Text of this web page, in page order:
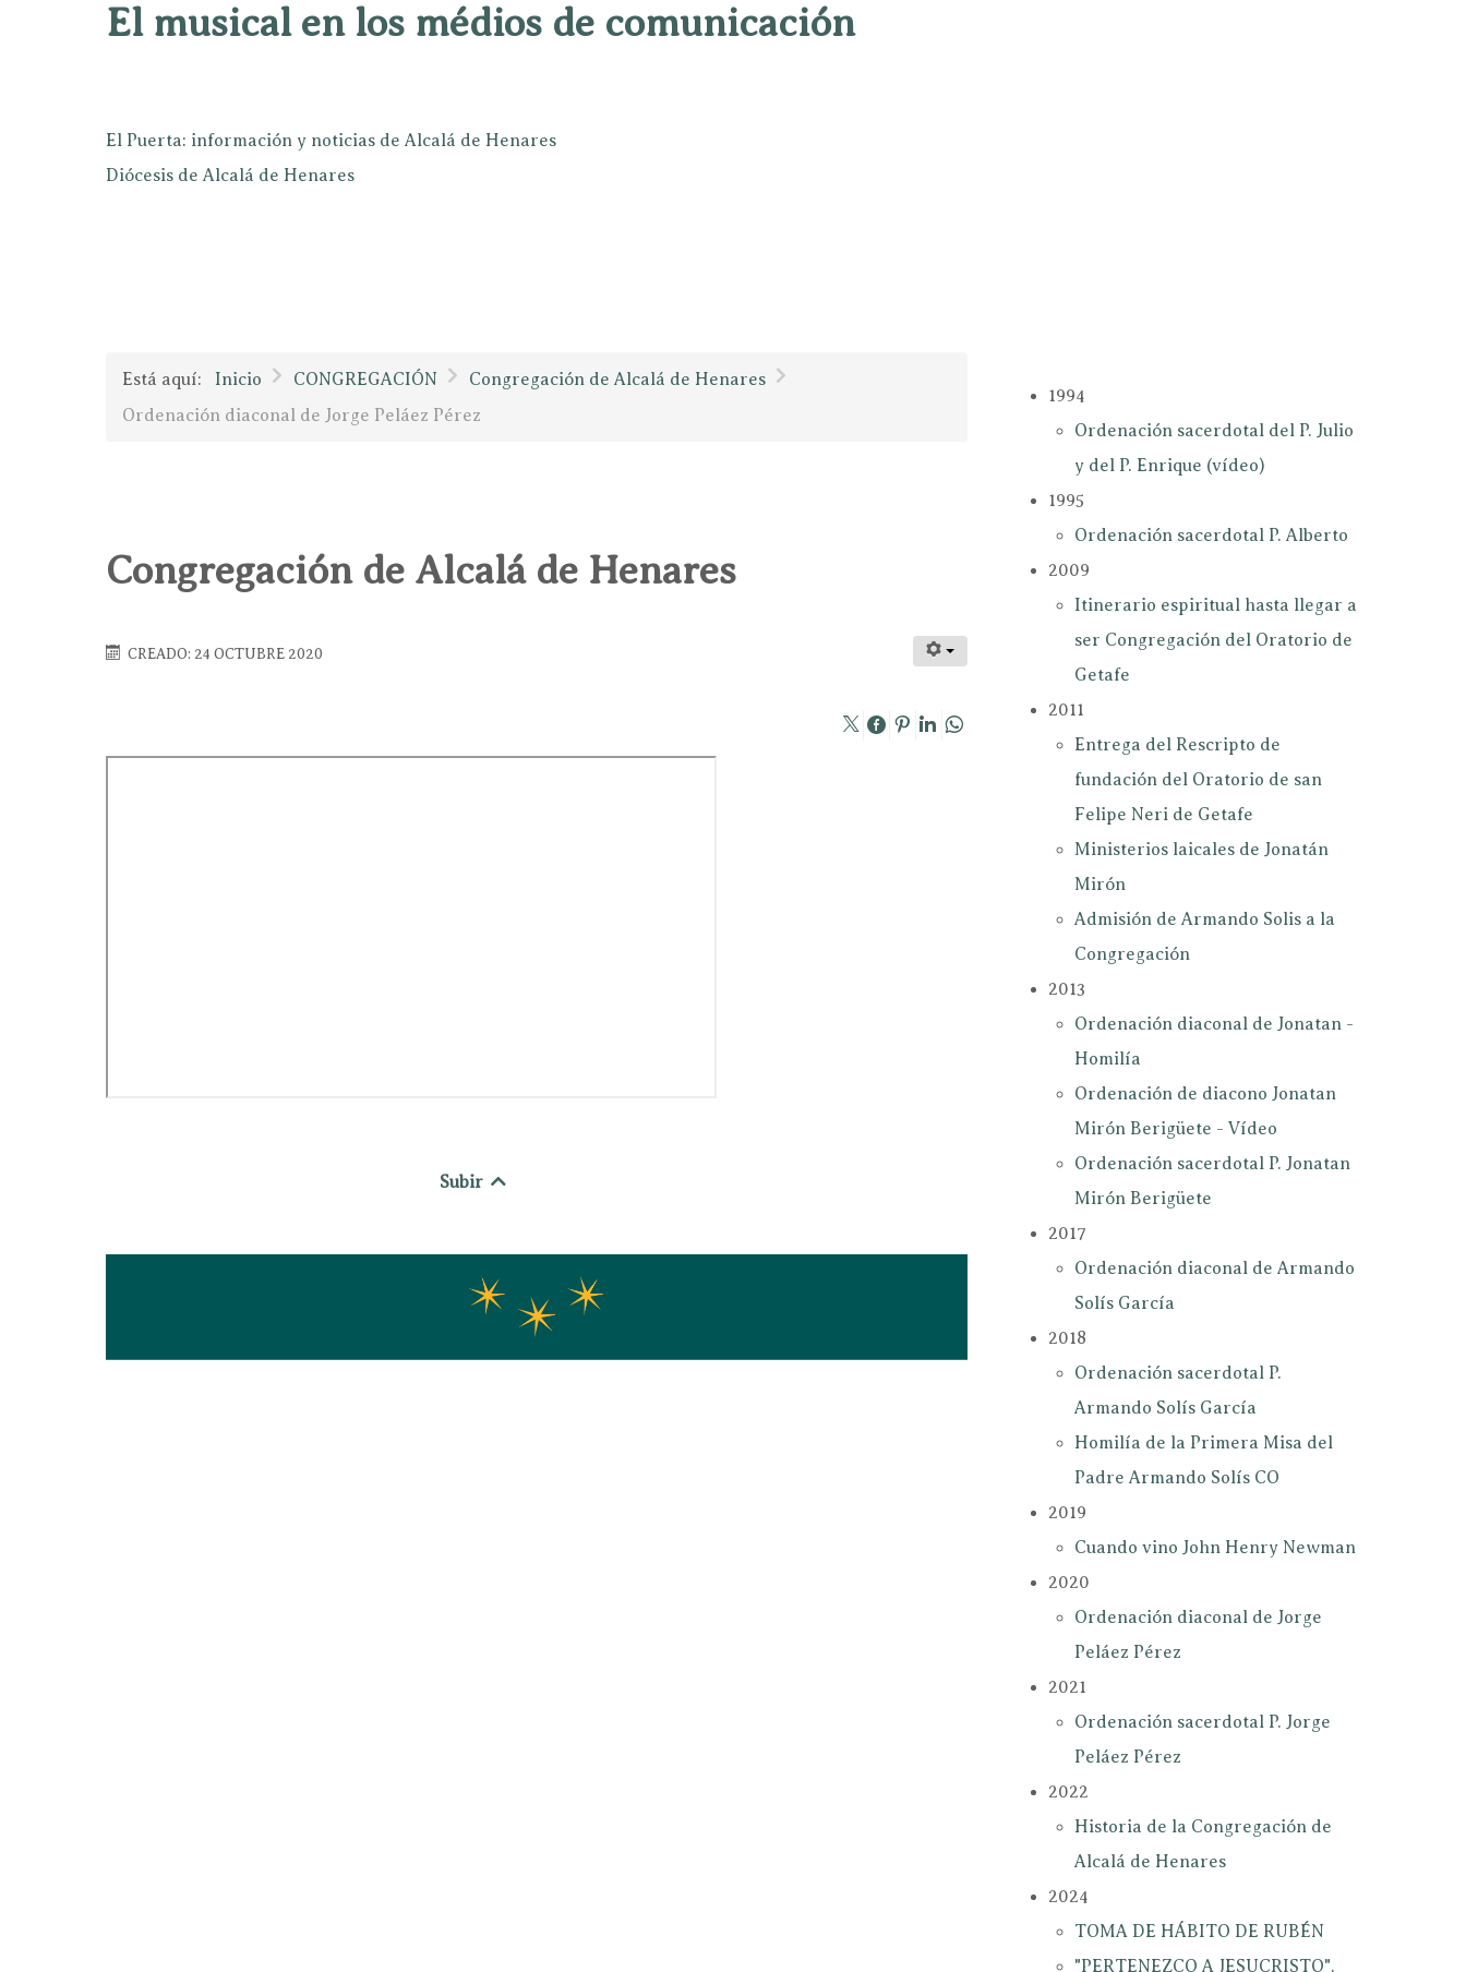
El musical en los médios de comunicación
El Puerta: información y noticias de Alcalá de Henares
Diócesis de Alcalá de Henares
Está aquí: Inicio CONGREGACIÓN
Congregación de Alcalá de Henares
Ordenación diaconal de Jorge Peláez Pérez
Congregación de Alcalá de Henares
CREADO: 24 OCTUBRE 2020
Subir
1994
Ordenación sacerdotal del P. Julio
y del P. Enrique (vídeo)
1995
Ordenación sacerdotal P. Alberto
2009
Itinerario espiritual hasta llegar a
ser Congregación del Oratorio de
Getafe
2011
Entrega del Rescripto de
fundación del Oratorio de san
Felipe Neri de Getafe
Ministerios laicales de Jonatán
Mirón
Admisión de Armando Solis a la
Congregación
2013
Ordenación diaconal de Jonatan -
Homilía
Ordenación de diacono Jonatan
Mirón Berigüete - Vídeo
Ordenación sacerdotal P. Jonatan
Mirón Berigüete
2017
Ordenación diaconal de Armando
Solís García
2018
Ordenación sacerdotal P.
Armando Solís García
Homilía de la Primera Misa del
Padre Armando Solís CO
2019
Cuando vino John Henry Newman
2020
Ordenación diaconal de Jorge
Peláez Pérez
2021
Ordenación sacerdotal P. Jorge
Peláez Pérez
2022
Historia de la Congregación de
Alcalá de Henares
2024
TOMA DE HÁBITO DE RUBÉN
"PERTENEZCO A JESUCRISTO".